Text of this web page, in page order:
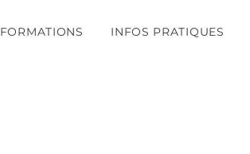
FORMATIONS INFOS PRATIQUES